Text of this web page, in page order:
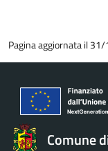
Pagina aggiornata il
Comune